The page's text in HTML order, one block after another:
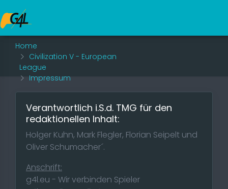
Home
Civilization V - European
League
Impressum
Verantwortlich i.S.d. TMG für den
redaktionellen Inhalt:
Holger Kuhn, Mark Flegler, Florian Seipelt und
Oliver Schumacher´.
Anschrift:
g4l.eu - Wir verbinden Spieler